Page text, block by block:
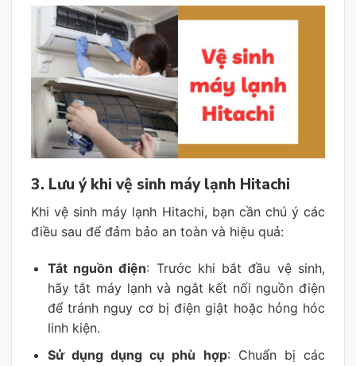
3. Lưu ý khi vệ sinh máy lạnh Hitachi
Khi vệ sinh máy lạnh Hitachi, bạn cần chú ý các
điều sau để đảm bảo an toàn và hiệu quả:
Tắt nguồn điện: Trước khi bắt đầu vệ sinh,
hãy tắt máy lạnh và ngắt kết nối nguồn điện
để tránh nguy cơ bị điện giật hoặc hỏng hóc
linh kiện.
Sử dụng dụng cụ phù hợp: Chuẩn bị các